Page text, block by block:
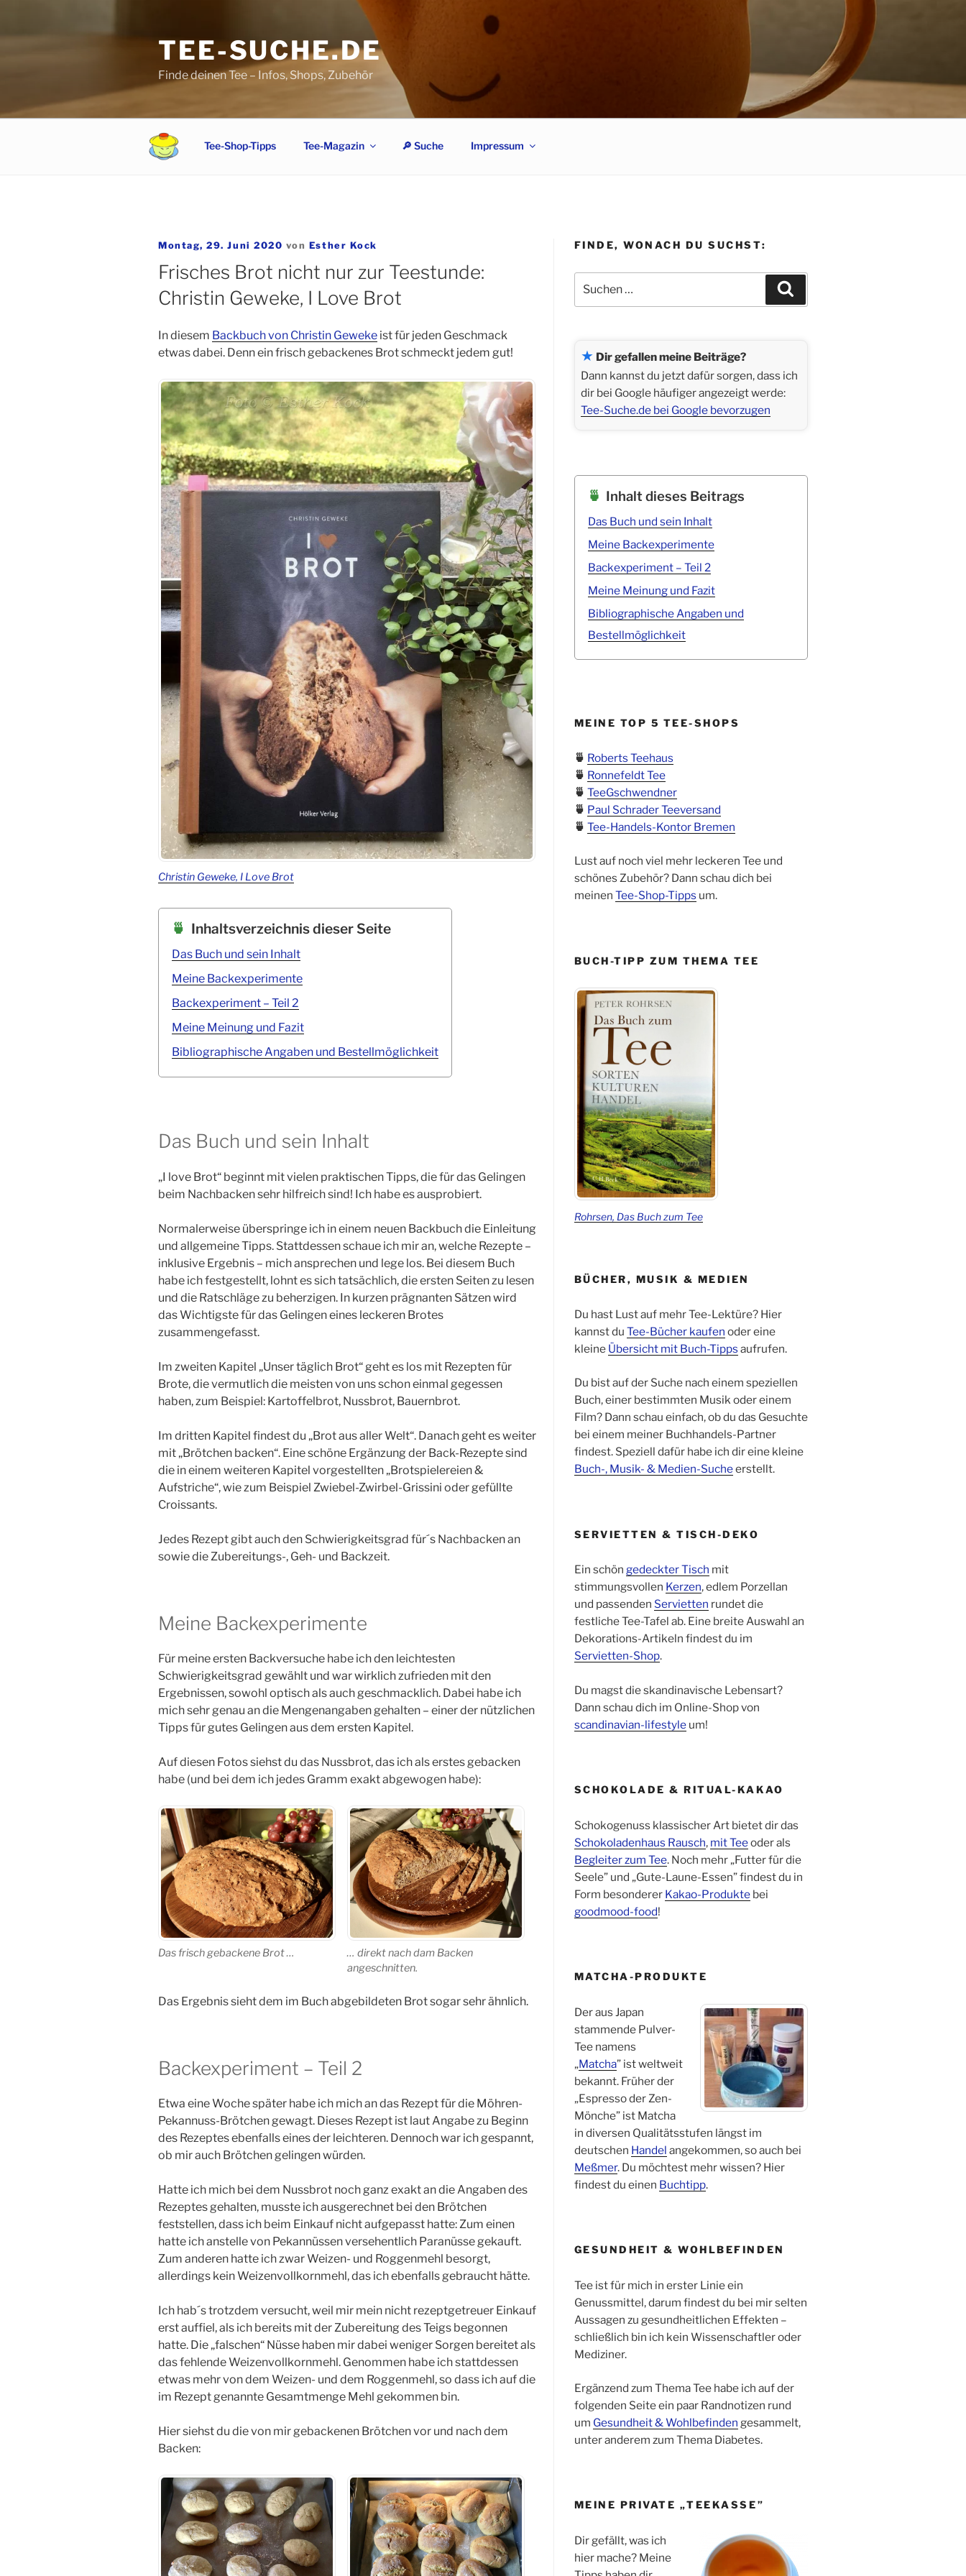
TEE-SUCHE.DE
Finde deinen Tee – Infos, Shops, Zubehör
Tee-Shop-Tipps Tee-Magazin 🔎︎ Suche Impressum
Veröffentlicht
Montag, 29. Juni 2020 von Esther Kock
Frisches Brot nicht nur zur Teestunde:
Christin Geweke, I Love Brot
In diesem Backbuch von Christin Geweke ist für jeden Geschmack
etwas dabei. Denn ein frisch gebackenes Brot schmeckt jedem gut!
Christin Geweke, I Love Brot
Inhaltsverzeichnis dieser Seite
Das Buch und sein Inhalt
Meine Backexperimente
Backexperiment – Teil 2
Meine Meinung und Fazit
Bibliographische Angaben und Bestellmöglichkeit
Das Buch und sein Inhalt
„I love Brot“ beginnt mit vielen praktischen Tipps, die für das Gelingen
beim Nachbacken sehr hilfreich sind! Ich habe es ausprobiert.
Normalerweise überspringe ich in einem neuen Backbuch die Einleitung
und allgemeine Tipps. Stattdessen schaue ich mir an, welche Rezepte –
inklusive Ergebnis – mich ansprechen und lege los. Bei diesem Buch
habe ich festgestellt, lohnt es sich tatsächlich, die ersten Seiten zu lesen
und die Ratschläge zu beherzigen. In kurzen prägnanten Sätzen wird
das Wichtigste für das Gelingen eines leckeren Brotes
zusammengefasst.
Im zweiten Kapitel „Unser täglich Brot“ geht es los mit Rezepten für
Brote, die vermutlich die meisten von uns schon einmal gegessen
haben, zum Beispiel: Kartoffelbrot, Nussbrot, Bauernbrot.
Im dritten Kapitel findest du „Brot aus aller Welt“. Danach geht es weiter
mit „Brötchen backen“. Eine schöne Ergänzung der Back-Rezepte sind
die in einem weiteren Kapitel vorgestellten „Brotspielereien &
Aufstriche“, wie zum Beispiel Zwiebel-Zwirbel-Grissini oder gefüllte
Croissants.
Jedes Rezept gibt auch den Schwierigkeitsgrad für´s Nachbacken an
sowie die Zubereitungs-, Geh- und Backzeit.
Meine Backexperimente
Für meine ersten Backversuche habe ich den leichtesten
Schwierigkeitsgrad gewählt und war wirklich zufrieden mit den
Ergebnissen, sowohl optisch als auch geschmacklich. Dabei habe ich
mich sehr genau an die Mengenangaben gehalten – einer der nützlichen
Tipps für gutes Gelingen aus dem ersten Kapitel.
Auf diesen Fotos siehst du das Nussbrot, das ich als erstes gebacken
habe (und bei dem ich jedes Gramm exakt abgewogen habe):
Das frisch gebackene Brot …
… direkt nach dam Backen
angeschnitten.
Das Ergebnis sieht dem im Buch abgebildeten Brot sogar sehr ähnlich.
Backexperiment – Teil 2
Etwa eine Woche später habe ich mich an das Rezept für die Möhren-
Pekannuss-Brötchen gewagt. Dieses Rezept ist laut Angabe zu Beginn
des Rezeptes ebenfalls eines der leichteren. Dennoch war ich gespannt,
ob mir auch Brötchen gelingen würden.
Hatte ich mich bei dem Nussbrot noch ganz exakt an die Angaben des
Rezeptes gehalten, musste ich ausgerechnet bei den Brötchen
feststellen, dass ich beim Einkauf nicht aufgepasst hatte: Zum einen
hatte ich anstelle von Pekannüssen versehentlich Paranüsse gekauft.
Zum anderen hatte ich zwar Weizen- und Roggenmehl besorgt,
allerdings kein Weizenvollkornmehl, das ich ebenfalls gebraucht hätte.
Ich hab´s trotzdem versucht, weil mir mein nicht rezeptgetreuer Einkauf
erst auffiel, als ich bereits mit der Zubereitung des Teigs begonnen
hatte. Die „falschen“ Nüsse haben mir dabei weniger Sorgen bereitet als
das fehlende Weizenvollkornmehl. Genommen habe ich stattdessen
etwas mehr von dem Weizen- und dem Roggenmehl, so dass ich auf die
im Rezept genannte Gesamtmenge Mehl gekommen bin.
Hier siehst du die von mir gebackenen Brötchen vor und nach dem
Backen:
FINDE, WONACH DU SUCHST:
nach:
★ Dir gefallen meine Beiträge?
Dann kannst du jetzt dafür sorgen, dass ich
dir bei Google häufiger angezeigt werde:
Tee-Suche.de bei Google bevorzugen
Inhalt dieses Beitrags
Das Buch und sein Inhalt
Meine Backexperimente
Backexperiment – Teil 2
Meine Meinung und Fazit
Bibliographische Angaben und
Bestellmöglichkeit
MEINE TOP 5 TEE-SHOPS
🍵 Roberts Teehaus
🍵 Ronnefeldt Tee
🍵 TeeGschwendner
🍵 Paul Schrader Teeversand
🍵 Tee-Handels-Kontor Bremen
Lust auf noch viel mehr leckeren Tee und
schönes Zubehör? Dann schau dich bei
meinen Tee-Shop-Tippsum.
BUCH-TIPP ZUM THEMA TEE
Rohrsen, Das Buch zum Tee
BÜCHER, MUSIK & MEDIEN
Du hast Lust auf mehr Tee-Lektüre? Hier
kannst du Tee-Bücher kaufen oder eine
kleine Übersicht mit Buch-Tippsaufrufen.
Du bist auf der Suche nach einem speziellen
Buch, einer bestimmten Musik oder einem
Film? Dann schau einfach, ob du das Gesuchte
bei einem meiner Buchhandels-Partner
findest. Speziell dafür habe ich dir eine kleine
Buch-, Musik- & Medien-Sucheerstellt.
SERVIETTEN & TISCH-DEKO
Ein schön gedeckter Tisch mit
stimmungsvollen Kerzen, edlem Porzellan
und passenden Servietten rundet die
festliche Tee-Tafel ab. Eine breite Auswahl an
Dekorations-Artikeln findest du im
Servietten-Shop.
Du magst die skandinavische Lebensart?
Dann schau dich im Online-Shop von
scandinavian-lifestyleum!
SCHOKOLADE & RITUAL-KAKAO
Schokogenuss klassischer Art bietet dir das
Schokoladenhaus Rausch, mit Teeoder als
Begleiter zum Tee. Noch mehr „Futter für die
Seele” und „Gute-Laune-Essen” findest du in
Form besonderer Kakao-Produktebei
goodmood-food!
MATCHA-PRODUKTE
Der aus Japan
stammende Pulver-
Tee namens
„Matcha” ist weltweit
bekannt. Früher der
„Espresso der Zen-
Mönche” ist Matcha
in diversen Qualitätsstufen längst im
deutschen Handel angekommen, so auch bei
Meßmer. Du möchtest mehr wissen? Hier
findest du einen Buchtipp.
GESUNDHEIT & WOHLBEFINDEN
Tee ist für mich in erster Linie ein
Genussmittel, darum findest du bei mir selten
Aussagen zu gesundheitlichen Effekten –
schließlich bin ich kein Wissenschaftler oder
Mediziner.
Ergänzend zum Thema Tee habe ich auf der
folgenden Seite ein paar Randnotizen rund
um Gesundheit & Wohlbefinden gesammelt,
unter anderem zum Thema Diabetes.
MEINE PRIVATE „TEEKASSE”
Dir gefällt, was ich
hier mache? Meine